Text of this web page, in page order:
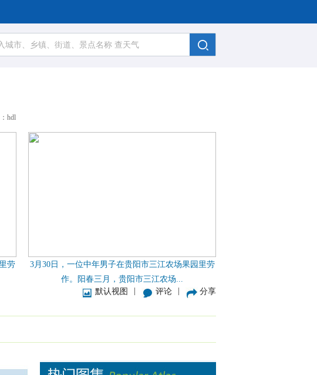
hdl
劳
3月30日，一位中年男子在贵阳市三江农场果园里劳
作。阳春三月，贵阳市三江农场...
默认视图 评论 分享